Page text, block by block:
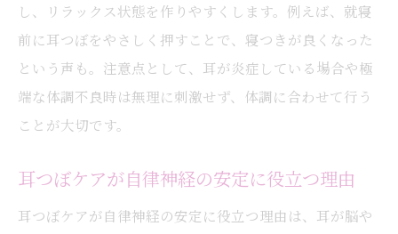
し、リラックス状態を作りやすくします。例えば、就寝
前に耳つぼをやさしく押すことで、寝つきが良くなった
という声も。注意点として、耳が炎症している場合や極
端な体調不良時は無理に刺激せず、体調に合わせて行う
ことが大切です。
耳つぼケアが自律神経の安定に役立つ理由
耳つぼケアが自律神経の安定に役立つ理由は、耳が脳や